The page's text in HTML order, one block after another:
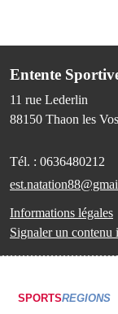
Entente
11 rue Lederlin
88150 Thaon les
Tél. : 0636480212
Informations légales
Signaler un contenu
SPORTSREGIONS